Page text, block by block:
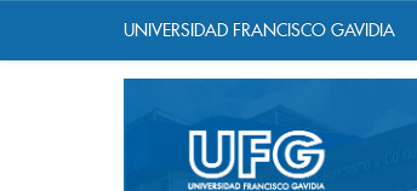
UNIVERSIDAD FRANCISCO GAVIDIA